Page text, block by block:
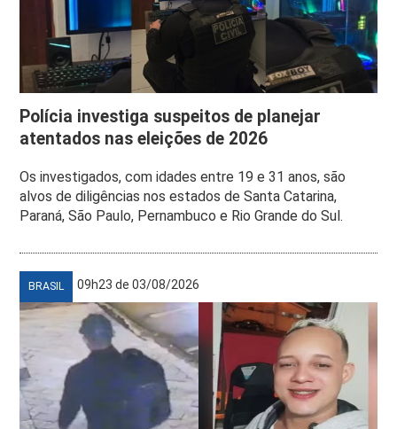
Polícia investiga suspeitos de planejar
atentados nas eleições de 2026
Os investigados, com idades entre 19 e 31 anos, são
alvos de diligências nos estados de Santa Catarina,
Paraná, São Paulo, Pernambuco e Rio Grande do Sul.
BRASIL 09h23 de 03/08/2026